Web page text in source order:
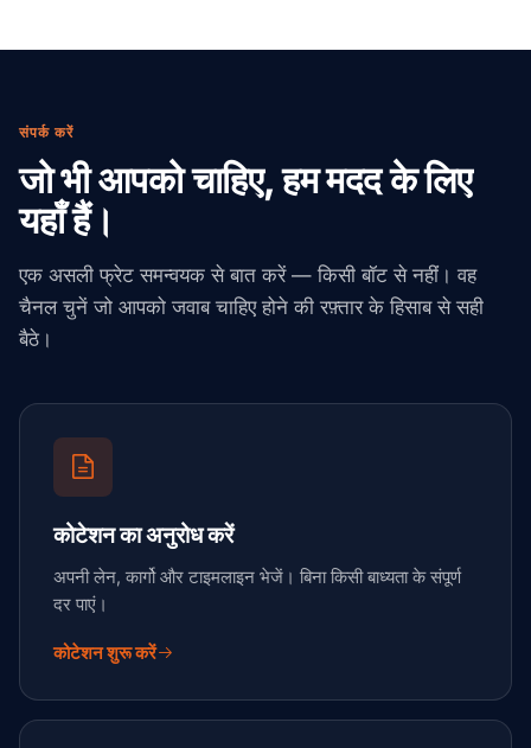
संपर्क करें
जो भी आपको चाहिए, हम मदद के लिए
यहाँ हैं।
एक असली फ्रेट समन्वयक से बात करें — किसी बॉट से नहीं। वह
चैनल चुनें जो आपको जवाब चाहिए होने की रफ़्तार के हिसाब से सही
बैठे।
कोटेशन का अनुरोध करें
अपनी लेन, कार्गो और टाइमलाइन भेजें। बिना किसी बाध्यता के संपूर्ण
दर पाएं।
कोटेशन शुरू करें